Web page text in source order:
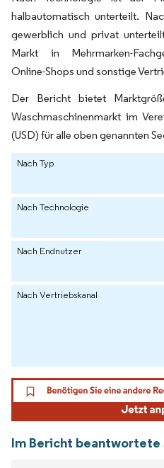
halbautomatisch unterteilt.
gewerblich und privat
Markt in Mehrmarken-
Online-Shops und sonstige
Der Bericht bietet
Waschmaschinenmarkt im
(USD) für alle oben genannten
Nach Typ
Nach Technologie
Nach Endnutzer
Nach Vertriebskanal
Im Bericht beantwortete